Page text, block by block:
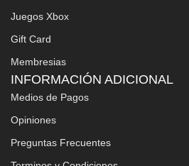
Juegos Xbox
Gift Card
Membresias
INFORMACIÓN ADICIONAL
Medios de Pagos
Opiniones
Preguntas Frecuentes